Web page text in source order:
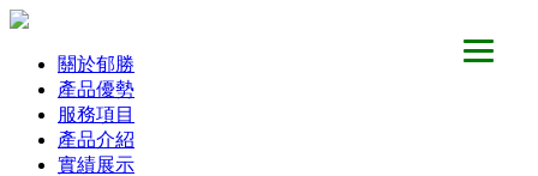
關於郁勝
產品優勢
服務項目
產品介紹
實績展示